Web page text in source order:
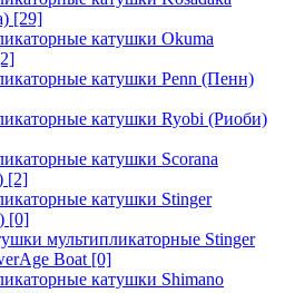
[29]
катушки Okuma
катушки Penn (Пенн)
катушки Ryobi (Риоби)
катушки Scorana
[2]
катушки Stinger
[0]
мультипликаторные Stinger
Boat [0]
катушки Shimano